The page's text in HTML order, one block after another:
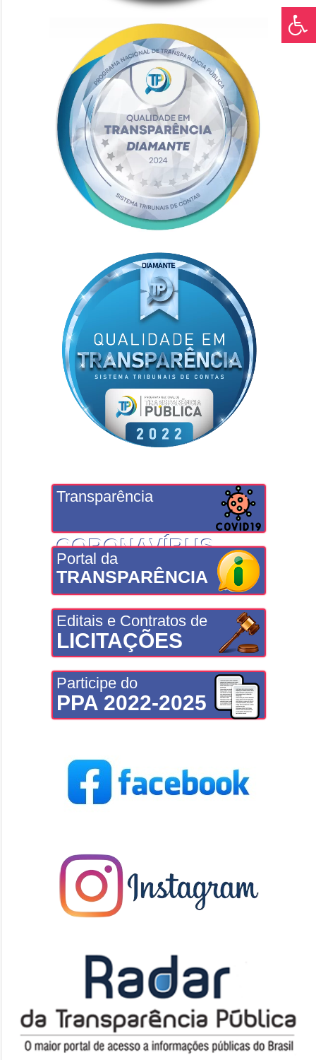
Transparência
CORONAVÍRUS
Portal da
TRANSPARÊNCIA
Editais e Contratos de
LICITAÇÕES
Participe do
PPA 2022-2025